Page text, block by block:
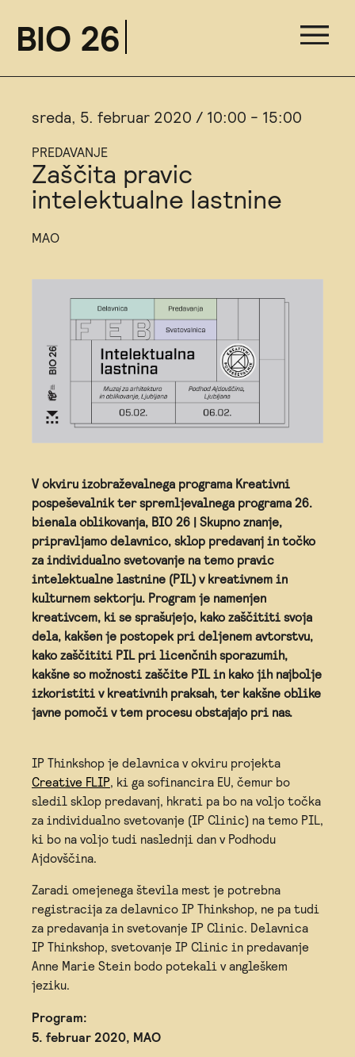
BIO 26
sreda, 5. februar 2020 / 10:00 - 15:00
PREDAVANJE
Zaščita pravic
intelektualne lastnine
MAO
V okviru izobraževalnega programa Kreativni
pospeševalnik ter spremljevalnega programa 26.
bienala oblikovanja, BIO 26 | Skupno znanje,
pripravljamo delavnico, sklop predavanj in točko
za individualno svetovanje na temo pravic
intelektualne lastnine (PIL) v kreativnem in
kulturnem sektorju. Program je namenjen
kreativcem, ki se sprašujejo, kako zaščititi svoja
dela, kakšen je postopek pri deljenem avtorstvu,
kako zaščititi PIL pri licenčnih sporazumih,
kakšne so možnosti zaščite PIL in kako jih najbolje
izkoristiti v kreativnih praksah, ter kakšne oblike
javne pomoči v tem procesu obstajajo pri nas.
IP Thinkshop je delavnica v okviru projekta
Creative FLIP, ki ga sofinancira EU, čemur bo
sledil sklop predavanj, hkrati pa bo na voljo točka
za individualno svetovanje (IP Clinic) na temo PIL,
ki bo na voljo tudi naslednji dan v Podhodu
Ajdovščina.
Zaradi omejenega števila mest je potrebna
registracija za delavnico IP Thinkshop, ne pa tudi
za predavanja in svetovanje IP Clinic. Delavnica
IP Thinkshop, svetovanje IP Clinic in predavanje
Anne Marie Stein bodo potekali v angleškem
jeziku.
Program:
5. februar 2020, MAO